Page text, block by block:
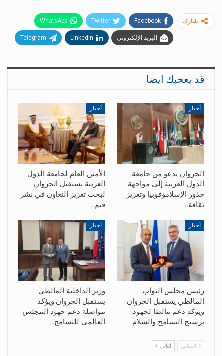
شارك Facebook
Twitter
WhatsApp
البريد الإلكتروني Linkedin
Telegram
قد يعجبك ايضا
أخبار
الجروان يدعو من جامعة
الدول العربية إلى مواجهة
جذور الإسلاموفوبيا وتعزيز
ثقافة…
أخبار
الأمين العام لجامعة الدول
العربية يستقبل الجروان
لبحث تعزيز التعاون في نشر
قيم…
أخبار
رئيس مجلس النواب
المالطي يستقبل الجروان
ويؤكد دعم مالطا لجهود
ترسيخ التسامح والسلام
أخبار
وزير الداخلية المالطي
يستقبل الجروان ويؤكد
مواصلة دعم جهود المجلس
العالمي للتسامح…
السابق التالي